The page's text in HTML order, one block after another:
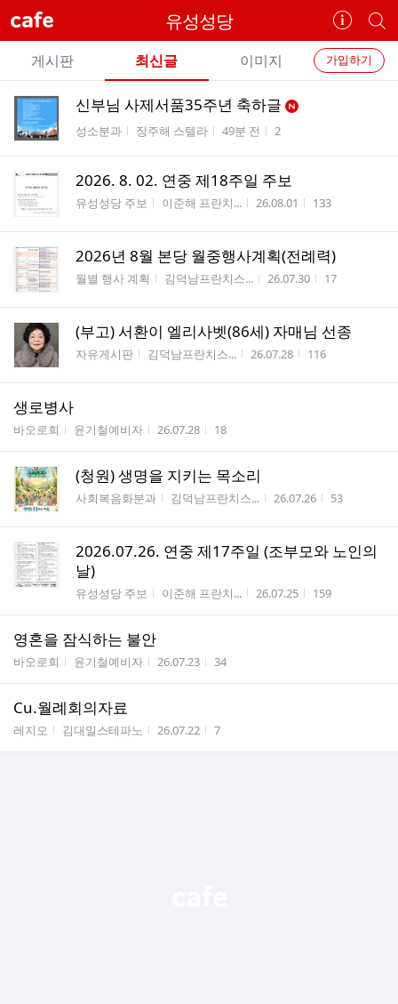
cafe 유성성당
카
페
정
보
개
별
카
페
페
메
가입하기
게시판 최신글 이미지
전
체
글
리
신부님 사제서품35주년 축하글
게시판명
성소분과 작성자
장주해 스텔라 작성시간
49분 전 조회수
2
2026. 8. 02. 연중 제18주일 주보
게시판명
유성성당 주보 작성자
이준해 프란치... 작성시간
26.08.01 조회수
133
2026년 8월 본당 월중행사계획(전례력)
게시판명
월별 행사 계획 작성자
김덕남프란치스... 작성시간
26.07.30 조회수
17
(부고) 서환이 엘리사벳(86세) 자매님 선종
게시판명
자유게시판 작성자
김덕남프란치스... 작성시간
26.07.28 조회수
116
생로병사
게시판명
바오로회 작성자
윤기철예비자 작성시간
26.07.28 조회수
18
(청원) 생명을 지키는 목소리
게시판명
사회복음화분과 작성자
김덕남프란치스... 작성시간
26.07.26 조회수
53
2026.07.26. 연중 제17주일 (조부모와 노인의
날)
게시판명
유성성당 주보 작성자
이준해 프란치... 작성시간
26.07.25 조회수
159
영혼을 잠식하는 불안
게시판명
바오로회 작성자
윤기철예비자 작성시간
26.07.23 조회수
34
Cu.월례회의자료
게시판명
레지오 작성자
김대일스테파노 작성시간
26.07.22 조회수
7